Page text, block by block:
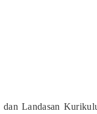
Landasan